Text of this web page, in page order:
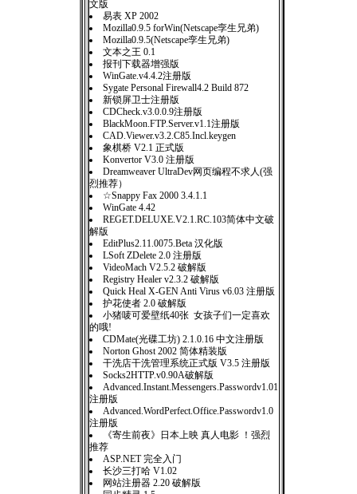
文版
易表 XP 2002
Mozilla0.9.5 forWin(Netscape孪生兄弟)
Mozilla0.9.5(Netscape孪生兄弟)
文本之王 0.1
报刊下载器增强版
WinGate.v4.4.2注册版
Sygate Personal Firewall4.2 Build 872
新锁屏卫士注册版
CDCheck.v3.0.0.9注册版
BlackMoon.FTP.Server.v1.1注册版
CAD.Viewer.v3.2.C85.Incl.keygen
象棋桥 V2.1 正式版
Konvertor V3.0 注册版
Dreamweaver UltraDev网页编程不求人(强
烈推荐）
☆Snappy Fax 2000 3.4.1.1
WinGate 4.42
REGET.DELUXE.V2.1.RC.103简体中文破
解版
EditPlus2.11.0075.Beta 汉化版
LSoft ZDelete 2.0 注册版
VideoMach V2.5.2 破解版
Registry Healer v2.3.2 破解版
Quick Heal X-GEN Anti Virus v6.03 注册版
护花使者 2.0 破解版
小猪唛可爱壁纸40张 女孩子们一定喜欢
的哦!
CDMate(光碟工坊) 2.1.0.16 中文注册版
Norton Ghost 2002 简体精装版
干洗店干洗管理系统正式版 V3.5 注册版
Socks2HTTP.v0.90A破解版
Advanced.Instant.Messengers.Passwordv1.01
注册版
Advanced.WordPerfect.Office.Passwordv1.0
注册版
《寄生前夜》日本上映 真人电影 ！强烈
推荐
ASP.NET 完全入门
长沙三打哈 V1.02
网站注册器 2.20 破解版